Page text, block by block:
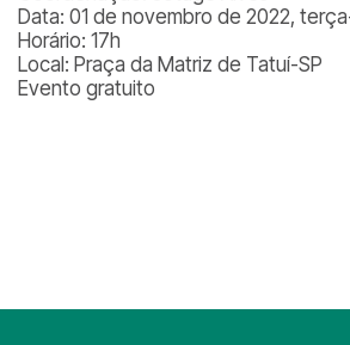
Data: 01 de novembro de 2022,
Horário: 17h
Local: Praça da Matriz de Tatuí-SP
Evento gratuito